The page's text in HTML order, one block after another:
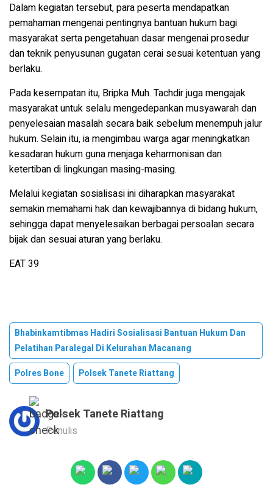
Dalam kegiatan tersebut, para peserta mendapatkan
pemahaman mengenai pentingnya bantuan hukum bagi
masyarakat serta pengetahuan dasar mengenai prosedur
dan teknik penyusunan gugatan cerai sesuai ketentuan yang
berlaku.
Pada kesempatan itu, Bripka Muh. Tachdir juga mengajak
masyarakat untuk selalu mengedepankan musyawarah dan
penyelesaian masalah secara baik sebelum menempuh jalur
hukum. Selain itu, ia mengimbau warga agar meningkatkan
kesadaran hukum guna menjaga keharmonisan dan
ketertiban di lingkungan masing-masing.
Melalui kegiatan sosialisasi ini diharapkan masyarakat
semakin memahami hak dan kewajibannya di bidang hukum,
sehingga dapat menyelesaikan berbagai persoalan secara
bijak dan sesuai aturan yang berlaku.
EAT 39
Bhabinkamtibmas Hadiri Sosialisasi Bantuan Hukum Dan
Pelatihan Paralegal Di Kelurahan Macanang
Polres Bone
Polsek Tanete Riattang
Polsek Tanete Riattang
Penulis